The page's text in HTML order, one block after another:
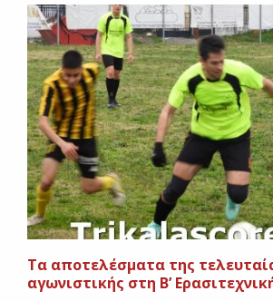
Tα αποτελέσματα της
αγωνιστικής στη Β’